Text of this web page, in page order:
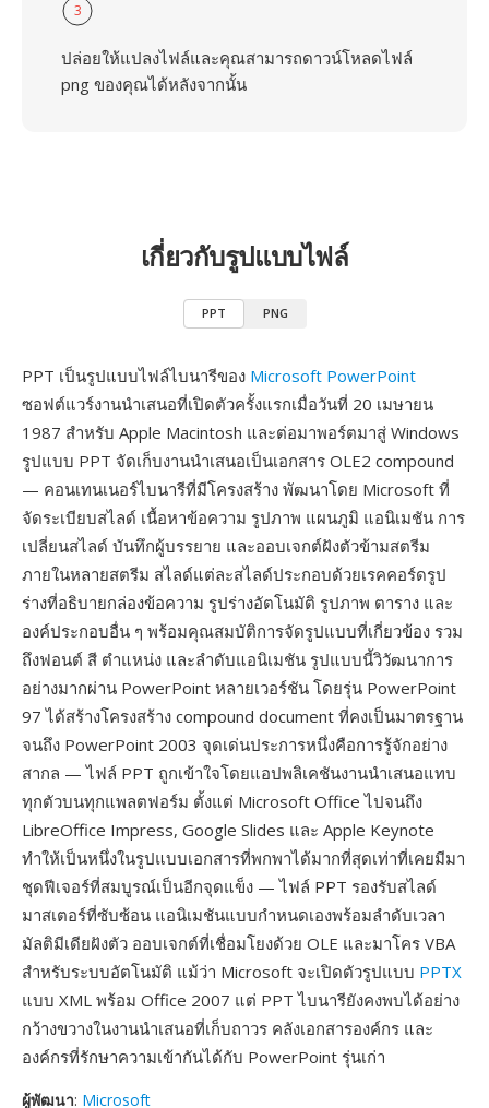
3
ปล่อยให้แปลงไฟล์และคุณสามารถดาวน์โหลดไฟล์
png ของคุณได้หลังจากนั้น
เกี่ยวกับรูปแบบไฟล์
PPT PNG
PPT เป็นรูปแบบไฟล์ไบนารีของ Microsoft PowerPoint
ซอฟต์แวร์งานนำเสนอที่เปิดตัวครั้งแรกเมื่อวันที่ 20 เมษายน
1987 สำหรับ Apple Macintosh และต่อมาพอร์ตมาสู่ Windows
รูปแบบ PPT จัดเก็บงานนำเสนอเป็นเอกสาร OLE2 compound
— คอนเทนเนอร์ไบนารีที่มีโครงสร้าง พัฒนาโดย Microsoft ที่
จัดระเบียบสไลด์ เนื้อหาข้อความ รูปภาพ แผนภูมิ แอนิเมชัน การ
เปลี่ยนสไลด์ บันทึกผู้บรรยาย และออบเจกต์ฝังตัวข้ามสตรีม
ภายในหลายสตรีม สไลด์แต่ละสไลด์ประกอบด้วยเรคคอร์ดรูป
ร่างที่อธิบายกล่องข้อความ รูปร่างอัตโนมัติ รูปภาพ ตาราง และ
องค์ประกอบอื่น ๆ พร้อมคุณสมบัติการจัดรูปแบบที่เกี่ยวข้อง รวม
ถึงฟอนต์ สี ตำแหน่ง และลำดับแอนิเมชัน รูปแบบนี้วิวัฒนาการ
อย่างมากผ่าน PowerPoint หลายเวอร์ชัน โดยรุ่น PowerPoint
97 ได้สร้างโครงสร้าง compound document ที่คงเป็นมาตรฐาน
จนถึง PowerPoint 2003 จุดเด่นประการหนึ่งคือการรู้จักอย่าง
สากล — ไฟล์ PPT ถูกเข้าใจโดยแอปพลิเคชันงานนำเสนอแทบ
ทุกตัวบนทุกแพลตฟอร์ม ตั้งแต่ Microsoft Office ไปจนถึง
LibreOffice Impress, Google Slides และ Apple Keynote
ทำให้เป็นหนึ่งในรูปแบบเอกสารที่พกพาได้มากที่สุดเท่าที่เคยมีมา
ชุดฟีเจอร์ที่สมบูรณ์เป็นอีกจุดแข็ง — ไฟล์ PPT รองรับสไลด์
มาสเตอร์ที่ซับซ้อน แอนิเมชันแบบกำหนดเองพร้อมลำดับเวลา
มัลติมีเดียฝังตัว ออบเจกต์ที่เชื่อมโยงด้วย OLE และมาโคร VBA
สำหรับระบบอัตโนมัติ แม้ว่า Microsoft จะเปิดตัวรูปแบบ PPTX
แบบ XML พร้อม Office 2007 แต่ PPT ไบนารียังคงพบได้อย่าง
กว้างขวางในงานนำเสนอที่เก็บถาวร คลังเอกสารองค์กร และ
องค์กรที่รักษาความเข้ากันได้กับ PowerPoint รุ่นเก่า
ผู้พัฒนา: Microsoft